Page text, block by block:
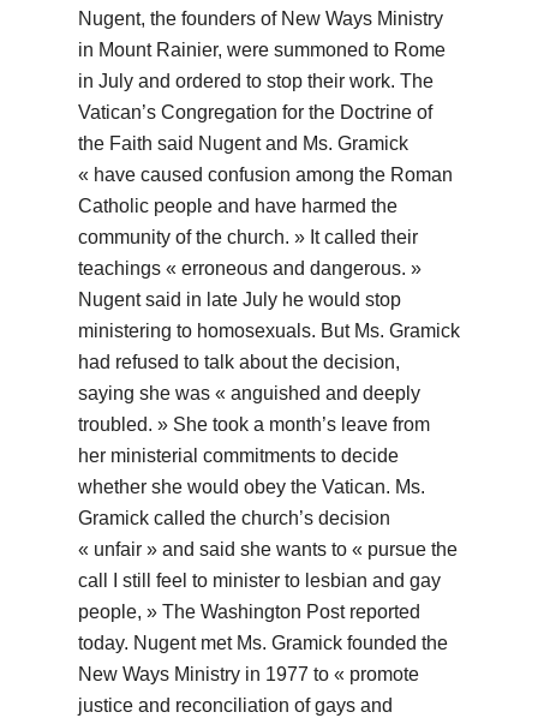
Nugent, the founders of New Ways Ministry
in Mount Rainier, were summoned to Rome
in July and ordered to stop their work. The
Vatican’s Congregation for the Doctrine of
the Faith said Nugent and Ms. Gramick
« have caused confusion among the Roman
Catholic people and have harmed the
community of the church. » It called their
teachings « erroneous and dangerous. »
Nugent said in late July he would stop
ministering to homosexuals. But Ms. Gramick
had refused to talk about the decision,
saying she was « anguished and deeply
troubled. » She took a month’s leave from
her ministerial commitments to decide
whether she would obey the Vatican. Ms.
Gramick called the church’s decision
« unfair » and said she wants to « pursue the
call I still feel to minister to lesbian and gay
people, » The Washington Post reported
today. Nugent met Ms. Gramick founded the
New Ways Ministry in 1977 to « promote
justice and reconciliation of gays and